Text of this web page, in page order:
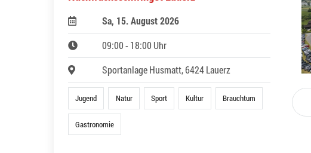
Sa, 15. August 2026
09:00 - 18:00 Uhr
Sportanlage Husmatt, 6424 Lauerz
Jugend Natur Sport Kultur Brauchtum
Gastronomie